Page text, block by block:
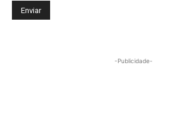
-Publicidade-